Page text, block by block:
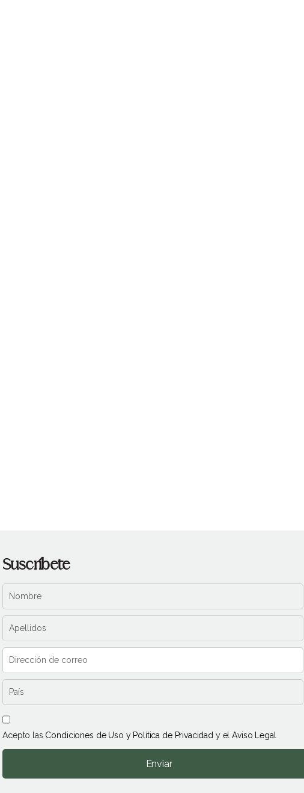
Suscríbete
Acepto las Condiciones de Uso y Política de Privacidad y elAviso Legal
Enviar